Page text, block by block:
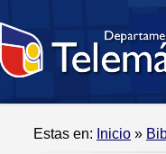
Estas en: Inicio »